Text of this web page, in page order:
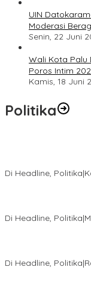
UIN
Moderasi
Senin, 22 Juni
Wali Kota Palu
Poros Intim
Kamis, 18 Juni
Politika
Di Headline, Politika|
Di Headline, Politika|
Di Headline, Politika|